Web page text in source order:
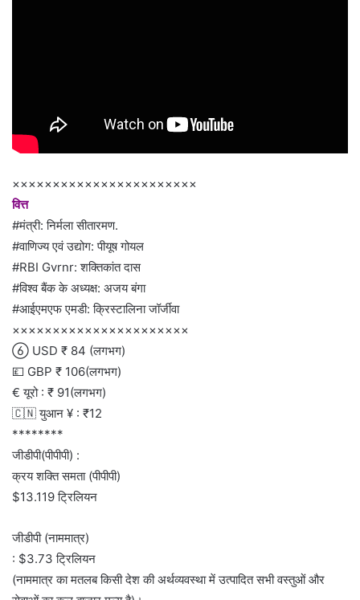
×××××××××××××××××××××××
वित्त
#मंत्री: निर्मला सीतारमण.
#वाणिज्य एवं उद्योग: पीयूष गोयल
#RBI Gvrnr: शक्तिकांत दास
#विश्व बैंक के अध्यक्ष: अजय बंगा
#आईएमएफ एमडी: क्रिस्टालिना जॉर्जीवा
××××××××××××××××××××××
 USD ₹ 84 (लगभग)
💷 GBP ₹ 106(लगभग)
€ यूरो : ₹ 91(लगभग)
🇨🇳 युआन ¥ : ₹12
********
जीडीपी(पीपीपी) :
क्रय शक्ति समता (पीपीपी)
$13.119 ट्रिलियन
जीडीपी (नाममात्र)
: $3.73 ट्रिलियन
(नाममात्र का मतलब किसी देश की अर्थव्यवस्था में उत्पादित सभी वस्तुओं और